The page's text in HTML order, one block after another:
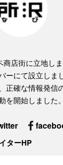
商店街に立地し
ーにて設立しま
正確な情報発信
開始しました。
ターHP